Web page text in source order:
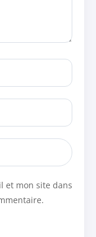
et mon site dans